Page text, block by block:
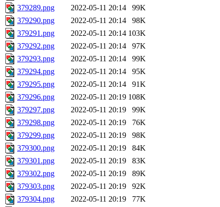
379289.png
2022-05-11 20:14
99K
379290.png
2022-05-11 20:14
98K
379291.png
2022-05-11 20:14 103K
379292.png
2022-05-11 20:14
97K
379293.png
2022-05-11 20:14
99K
379294.png
2022-05-11 20:14
95K
379295.png
2022-05-11 20:14
91K
379296.png
2022-05-11 20:19 108K
379297.png
2022-05-11 20:19
99K
379298.png
2022-05-11 20:19
76K
379299.png
2022-05-11 20:19
98K
379300.png
2022-05-11 20:19
84K
379301.png
2022-05-11 20:19
83K
379302.png
2022-05-11 20:19
89K
379303.png
2022-05-11 20:19
92K
379304.png
2022-05-11 20:19
77K